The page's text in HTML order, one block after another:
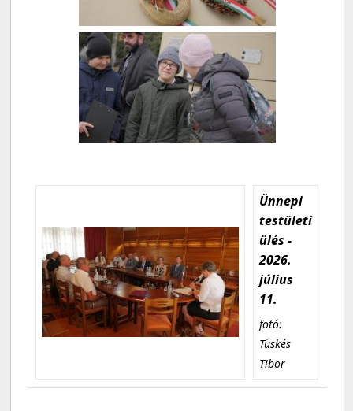
Ünnepi
testületi
ülés -
2026.
július
11.
fotó:
Tüskés
Tibor